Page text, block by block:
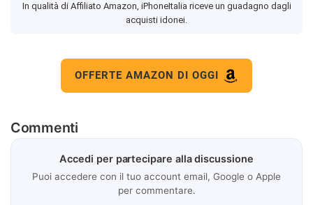
In qualità di Affiliato Amazon, iPhoneItalia riceve un guadagno dagli
acquisti idonei.
OFFERTE AMAZON DI OGGI
Commenti
Accedi per partecipare alla discussione
Puoi accedere con il tuo account email, Google o Apple
per commentare.